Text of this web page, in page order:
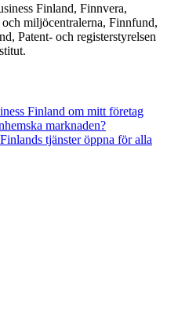
Finland, Finnvera,
miljöcentralerna, Finnfund,
Patent- och registerstyrelsen
Finland om mitt företag
marknaden?
tjänster öppna för alla